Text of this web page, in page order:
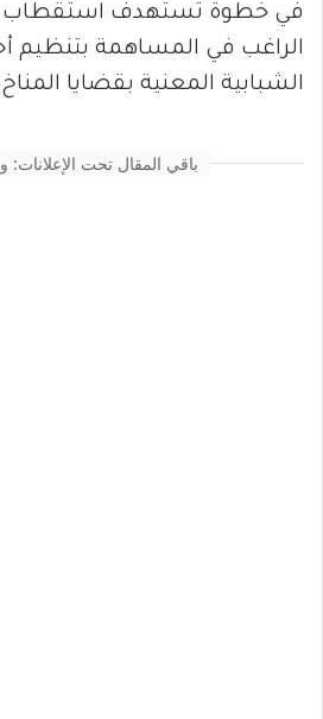
في خطوة تستهدف استقطاب
الراغب في المساهمة بتنظيم
الشبابية المعنية بقضايا
باقي المقال تحت الإعلانات: